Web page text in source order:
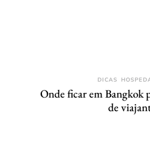
DICAS
Onde ficar em Bangkok
de